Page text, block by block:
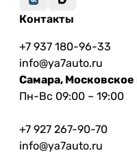
Контакты
+7 937 180-96-33
info@ya7auto.ru
Самара, Московское
Пн-Вс 09:00 – 19:00
+7 927 267-90-70
info@ya7auto.ru